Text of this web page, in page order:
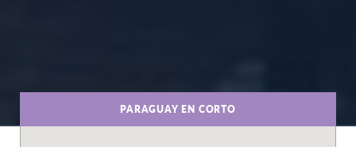
PARAGUAY EN CORTO